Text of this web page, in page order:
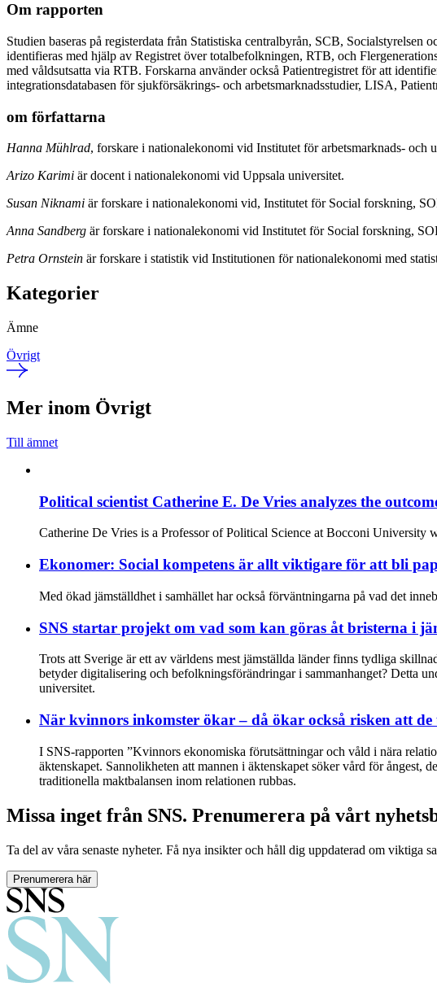
Om rapporten
Studien baseras på registerdata från Statistiska centralbyrån, SCB,
identifieras med hjälp av Registret över totalbefolkningen, RTB, och
med våldsutsatta via RTB. Forskarna använder också Patientregistret för att
integrationsdatabasen för sjukförsäkrings- och arbetsmarknadsstudier, LISA,
om författarna
Hanna Mühlrad, forskare i nationalekonomi vid Institutet för arbetsmarknads-
Arizo Karimi är docent i nationalekonomi vid Uppsala universitet.
Susan Niknami är forskare i nationalekonomi vid, Institutet för Social forskning,
Anna Sandberg är forskare i nationalekonomi vid Institutet för Social forskning,
Petra Ornstein är forskare i statistik vid Institutionen för nationalekonomi med
Kategorier
Ämne
Övrigt
Mer inom Övrigt
Till ämnet
Political scientist Catherine E. De Vries analyzes the
Catherine De Vries is a Professor of Political Science at Bocconi University
Ekonomer: Social kompetens är allt viktigare för att bli
Med ökad jämställdhet i samhället har också förväntningarna på vad det
SNS startar projekt om vad som kan göras åt bristerna i
Trots att Sverige är ett av världens mest jämställda länder finns tydliga
betyder digitalisering och befolkningsförändringar i sammanhanget? Detta
universitet.
När kvinnors inkomster ökar – då ökar också risken att
I SNS-rapporten ”Kvinnors ekonomiska förutsättningar och våld i nära
äktenskapet. Sannolikheten att mannen i äktenskapet söker vård för
traditionella maktbalansen inom relationen rubbas.
Missa inget från SNS. Prenumerera på vårt
Ta del av våra senaste nyheter. Få nya insikter och håll dig uppdaterad om viktiga
Prenumerera här